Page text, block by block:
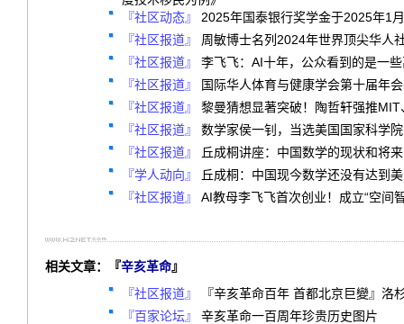
『社区动态』
2025年国泰银行奖学金于2025年1
『社区报道』
周敏博士名列2024年世界顶尖华人
『社区报道』
李飞飞：AI十年，公众看到的是一
『社区报道』
国际华人体育与健康学会第十届年
『社区报道』
黎曼猜想显著突破！陶哲轩强推
『社区报道』
数学家侯一钊，当选美国国家科学
『社区报道』
丘成桐讲座：中国数学的现状和将来
『学人动向』
丘成桐：中国现今数学还没有达到
『社区报道』
AI教母李飞飞首次创业！成立“空间
相关文章：『辛亥革命』
『社区报道』
『辛亥革命百年 首都北京巨變』洛
『百家论坛』
辛亥革命一百周年珍贵历史图片